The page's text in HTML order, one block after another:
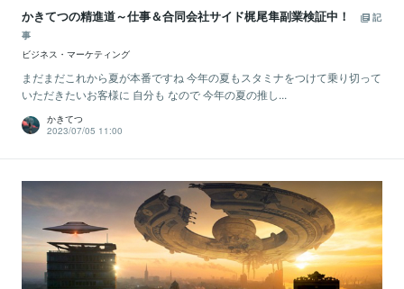
かきてつの精進道～仕事＆合同会社サイド梶尾隼副業検証中！
記
事
ビジネス・マーケティング
まだまだこれから夏が本番ですね 今年の夏もスタミナをつけて乗り切って
いただきたいお客様に 自分も なので 今年の夏の推し...
かきてつ
2023/07/05 11:00